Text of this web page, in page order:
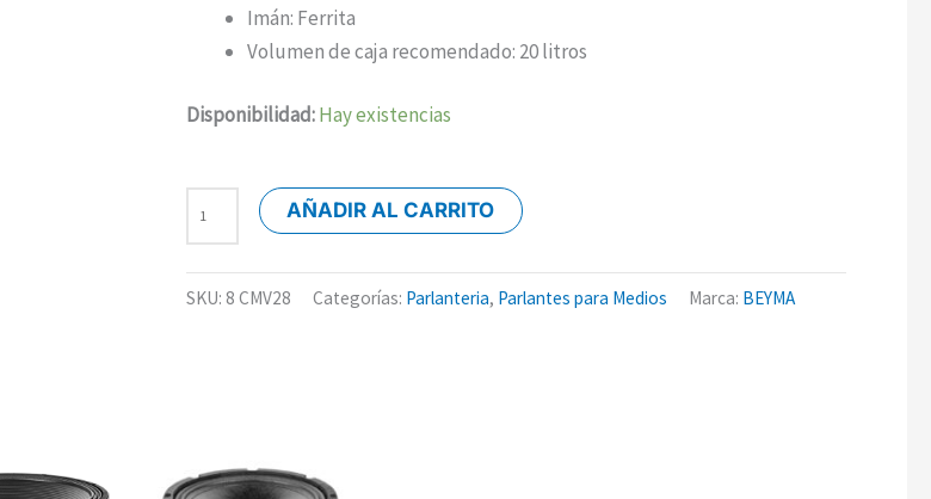
Imán: Ferrita
Volumen de caja recomendado: 20 litros
Disponibilidad:Hay existencias
AÑADIR AL CARRITO
SKU:8 CMV28 Categorías: Parlanteria, Parlantes para Medios Marca: BEYMA